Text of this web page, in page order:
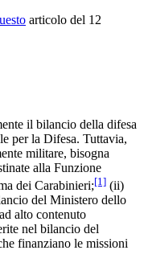
articolo del 12
il bilancio della difesa
per la Difesa. Tuttavia,
militare, bisogna
alla Funzione
dei Carabinieri;[1] (ii)
del Ministero dello
alto contenuto
nel bilancio del
finanziano le missioni